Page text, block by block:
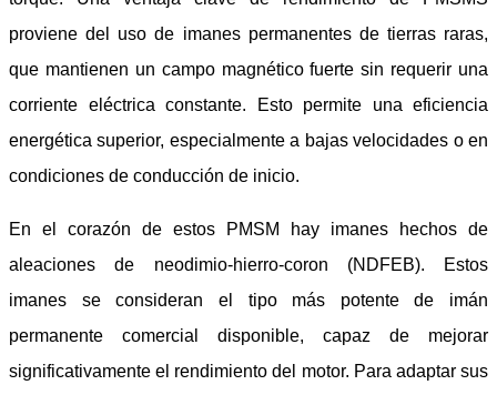
proviene del uso de imanes permanentes de tierras raras,
que mantienen un campo magnético fuerte sin requerir una
corriente eléctrica constante. Esto permite una eficiencia
energética superior, especialmente a bajas velocidades o en
condiciones de conducción de inicio.
En el corazón de estos PMSM hay imanes hechos de
aleaciones de neodimio-hierro-coron (NDFEB). Estos
imanes se consideran el tipo más potente de imán
permanente comercial disponible, capaz de mejorar
significativamente el rendimiento del motor. Para adaptar sus